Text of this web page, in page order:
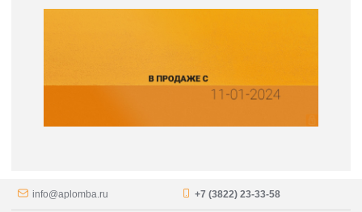
info@aplomba.ru +7 (3822) 23-33-58